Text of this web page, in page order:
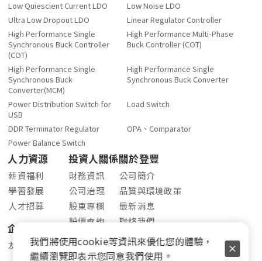
Low Quiescient Current LDO
Low Noise LDO
Ultra Low Dropout LDO
Linear Regulator Controller
High Performance Single
Synchronous Buck Controller
(COT)
High Performance Multi-Phase
Buck Controller (COT)
High Performance Single
Synchronous Buck
Converter(MCM)
High Performance Single
Synchronous Buck Converter
Power Distribution Switch for
USB
Load Switch
DDR Terminator Regulator
OPA、Comparator
Power Balance Switch
人力資源
薪資福利
學習發展
人才招募
企業社會責任
友善職場
投資人關係
財務資訊
公司治理
股東專欄
股價查詢
股利資訊
法人說明會
關於登豐
公司簡介
品質與環境政策
最新消息
聯絡我們
我們將使用cookie等資訊來優化您的體驗，
繼續瀏覽即表示您同意我們使用。